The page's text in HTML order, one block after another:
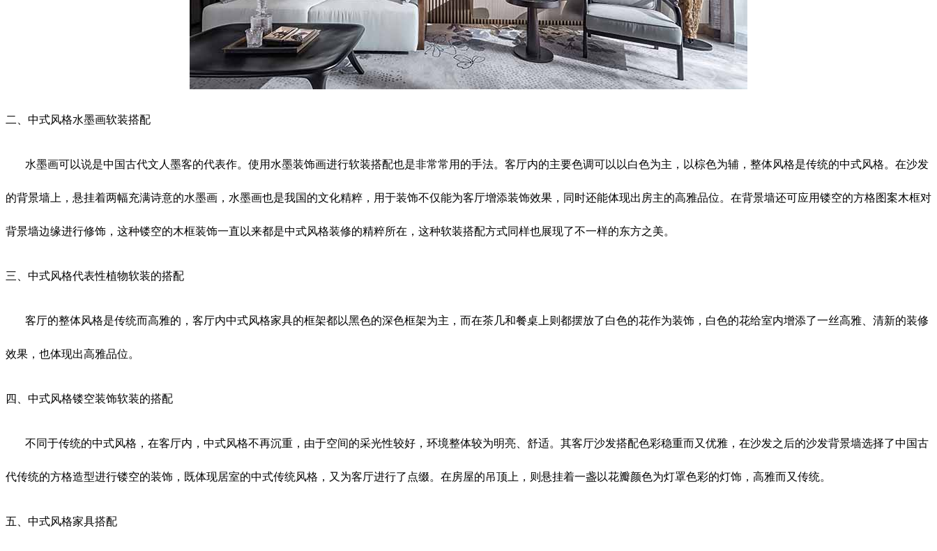
二、中式风格水墨画软装搭配
水墨画可以说是中国古代文人墨客的代表作。使用水墨装饰画进行软装搭配也是非常常用的手法。客厅内的主要色调可以以白色为主，以棕色为辅，整体风格是传统的中式风格。在沙发
的背景墙上，悬挂着两幅充满诗意的水墨画，水墨画也是我国的文化精粹，用于装饰不仅能为客厅增添装饰效果，同时还能体现出房主的高雅品位。在背景墙还可应用镂空的方格图案木框对
背景墙边缘进行修饰，这种镂空的木框装饰一直以来都是中式风格装修的精粹所在，这种软装搭配方式同样也展现了不一样的东方之美。
三、中式风格代表性植物软装的搭配
客厅的整体风格是传统而高雅的，客厅内中式风格家具的框架都以黑色的深色框架为主，而在茶几和餐桌上则都摆放了白色的花作为装饰，白色的花给室内增添了一丝高雅、清新的装修
效果，也体现出高雅品位。
四、中式风格镂空装饰软装的搭配
不同于传统的中式风格，在客厅内，中式风格不再沉重，由于空间的采光性较好，环境整体较为明亮、舒适。其客厅沙发搭配色彩稳重而又优雅，在沙发之后的沙发背景墙选择了中国古
代传统的方格造型进行镂空的装饰，既体现居室的中式传统风格，又为客厅进行了点缀。在房屋的吊顶上，则悬挂着一盏以花瓣颜色为灯罩色彩的灯饰，高雅而又传统。
五、中式风格家具搭配